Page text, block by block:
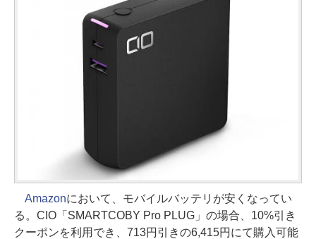
Amazonにおいて、モバイルバッテリが安くなってい
る。CIO「SMARTCOBY Pro PLUG」の場合、10%引き
クーポンを利用でき、713円引きの6,415円にて購入可能